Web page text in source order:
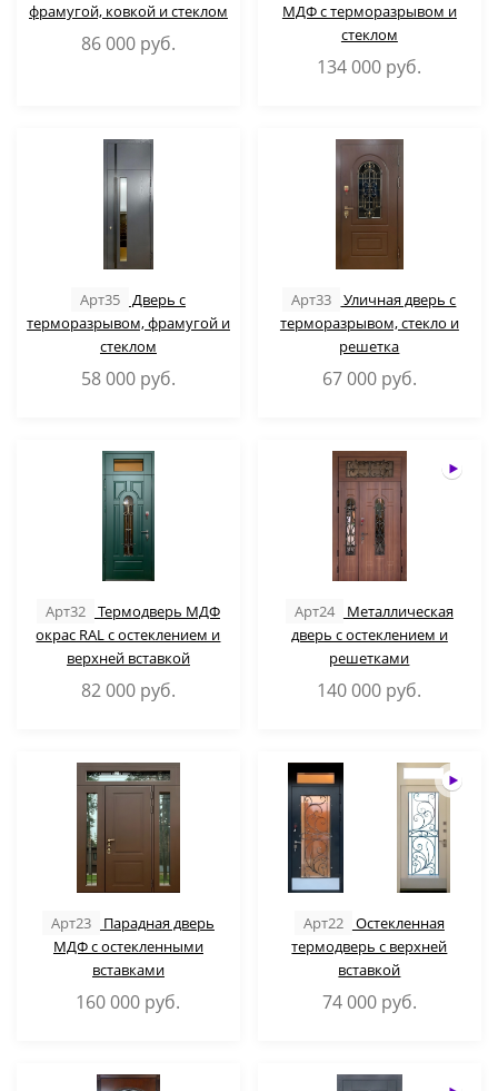
фрамугой, ковкой и стеклом
86 000 руб.
МДФ с терморазрывом и
стеклом
134 000 руб.
Арт35
Дверь с
терморазрывом, фрамугой и
стеклом
58 000 руб.
Арт33
Уличная дверь с
терморазрывом, стекло и
решетка
67 000 руб.
Арт32
Термодверь МДФ
окрас RAL с остеклением и
верхней вставкой
82 000 руб.
Арт24
Металлическая
дверь с остеклением и
решетками
140 000 руб.
Арт23
Парадная дверь
МДФ с остекленными
вставками
160 000 руб.
Арт22
Остекленная
термодверь с верхней
вставкой
74 000 руб.